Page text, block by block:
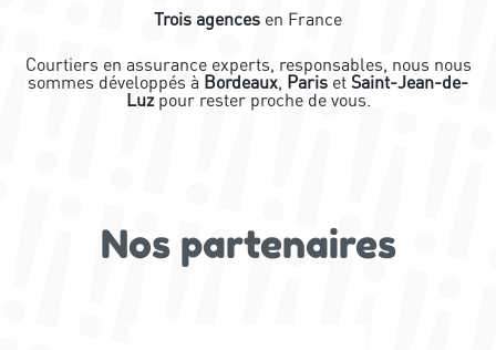
Trois agences en France
Courtiers en assurance experts, responsables, nous nous
sommes développés à Bordeaux, Paris et Saint-Jean-de-
Luzpour rester proche de vous.
Nos partenaires